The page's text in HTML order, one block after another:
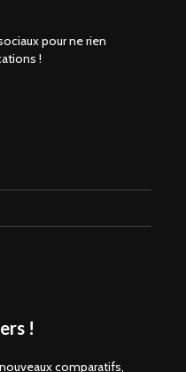
pour ne rien
!
!
comparatifs,